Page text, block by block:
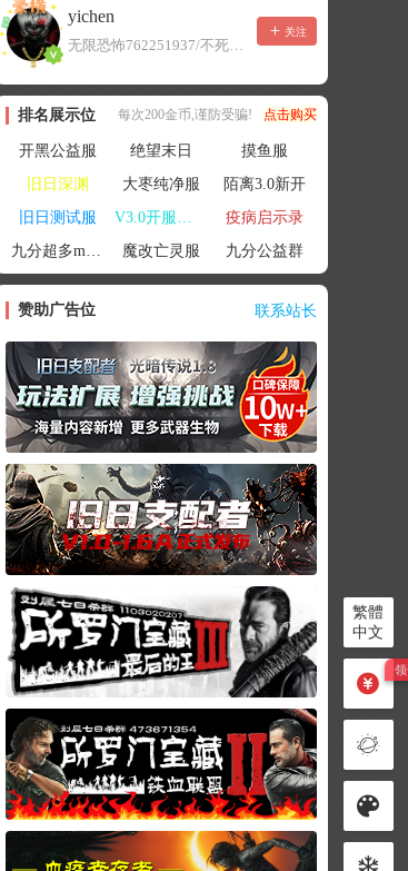
yichen
无限恐怖762251937/不死者末日1080207504
关注
排名展示位 每次200金币,谨防受骗! 点击购买
开黑公益服 绝望末日
摸鱼服
旧日深渊
大枣纯净服
陌离3.0新开
旧日测试服
V3.0开服联机
疫病启示录
九分超多mod群
魔改亡灵服 九分公益群
赞助广告位 联系站长
繁體
中文